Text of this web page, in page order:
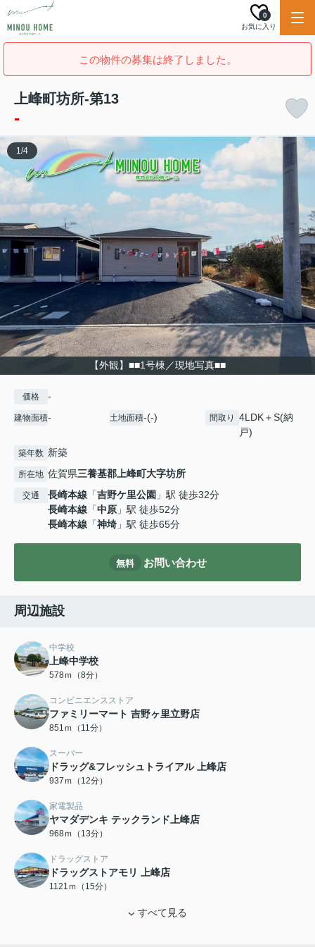
お気に入り
0
この物件の募集は終了しました。
上峰町坊所-第13
-
【外観】■■1号棟／現地写真■■
1/4
価格 -
建物面積- 土地面積-(-) 間取り
4LDK＋S(納
戸)
築年数 新築
所在地 佐賀県三養基郡上峰町大字坊所
交通 長崎本線 「吉野ケ里公園 」駅 徒歩32分
長崎本線 「中原 」駅 徒歩52分
長崎本線 「神埼 」駅 徒歩65分
無料 お問い合わせ
周辺施設
中学校
上峰中学校
578ｍ（8分）
コンビニエンスストア
ファミリーマート 吉野ヶ里立野店
851ｍ（11分）
スーパー
ドラッグ&フレッシュトライアル 上峰店
937ｍ（12分）
家電製品
ヤマダデンキ テックランド上峰店
968ｍ（13分）
ドラッグストア
ドラッグストアモリ 上峰店
1121ｍ（15分）
すべて見る